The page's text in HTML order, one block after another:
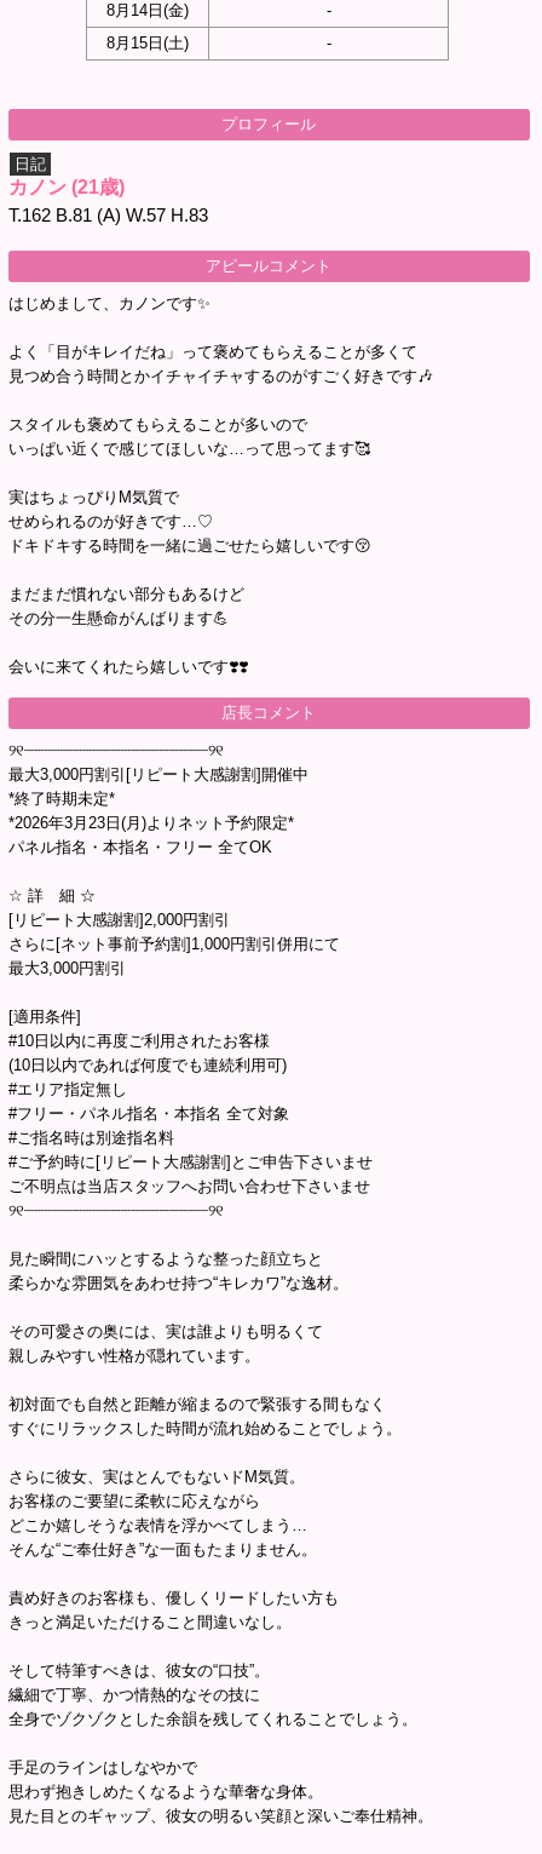
8月14日(金)
-
8月15日(土) -
プロフィール
日記
カノン (21歳)
T.162 B.81 (A) W.57 H.83
アピールコメント
はじめまして、カノンです✨️
よく「目がキレイだね」って褒めてもらえることが多くて
見つめ合う時間とかイチャイチャするのがすごく好きです🎶
スタイルも褒めてもらえることが多いので
いっぱい近くで感じてほしいな…って思ってます🥰
実はちょっぴりM気質で
せめられるのが好きです…♡
ドキドキする時間を一緒に過ごせたら嬉しいです😚
まだまだ慣れない部分もあるけど
その分一生懸命がんばります💪
会いに来てくれたら嬉しいです❣️❣️
店長コメント
୨୧┈┈┈┈┈┈┈┈┈┈┈┈┈┈┈┈┈┈┈୨୧
最大3,000円割引[リピート大感謝割]開催中
*終了時期未定*
*2026年3月23日(月)よりネット予約限定*
パネル指名・本指名・フリー 全てOK
☆ 詳 細 ☆
[リピート大感謝割]2,000円割引
さらに[ネット事前予約割]1,000円割引併用にて
最大3,000円割引
[適用条件]
#10日以内に再度ご利用されたお客様
(10日以内であれば何度でも連続利用可)
#エリア指定無し
#フリー・パネル指名・本指名 全て対象
#ご指名時は別途指名料
#ご予約時に[リピート大感謝割]とご申告下さいませ
ご不明点は当店スタッフへお問い合わせ下さいませ
୨୧┈┈┈┈┈┈┈┈┈┈┈┈┈┈┈┈┈┈┈୨୧
見た瞬間にハッとするような整った顔立ちと
柔らかな雰囲気をあわせ持つ“キレカワ”な逸材。
その可愛さの奥には、実は誰よりも明るくて
親しみやすい性格が隠れています。
初対面でも自然と距離が縮まるので緊張する間もなく
すぐにリラックスした時間が流れ始めることでしょう。
さらに彼女、実はとんでもないドM気質。
お客様のご要望に柔軟に応えながら
どこか嬉しそうな表情を浮かべてしまう…
そんな“ご奉仕好き”な一面もたまりません。
責め好きのお客様も、優しくリードしたい方も
きっと満足いただけること間違いなし。
そして特筆すべきは、彼女の“口技”。
繊細で丁寧、かつ情熱的なその技に
全身でゾクゾクとした余韻を残してくれることでしょう。
手足のラインはしなやかで
思わず抱きしめたくなるような華奢な身体。
見た目とのギャップ、彼女の明るい笑顔と深いご奉仕精神。